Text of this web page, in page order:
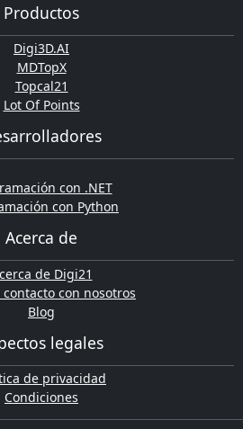
Productos
Digi3D.AI
MDTopX
Topcal21
Lot Of Points
con .NET
con Python
Acerca de
de Digi21
contacto con nosotros
Blog
legales
de privacidad
Condiciones